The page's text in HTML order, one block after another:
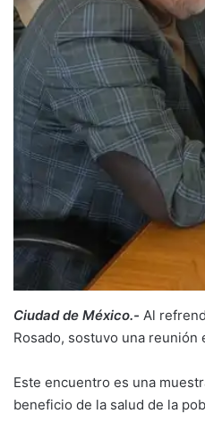
Ciudad de México.- Al
Rosado, sostuvo una
Este encuentro es una
beneficio de la salud de la